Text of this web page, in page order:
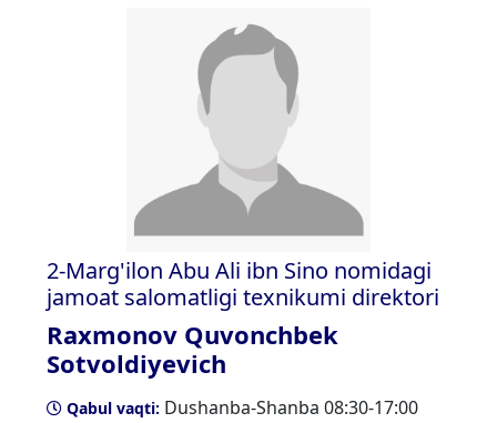
2-Marg'ilon Abu Ali ibn Sino nomidagi
jamoat salomatligi texnikumi direktori
Raxmonov Quvonchbek
Sotvoldiyevich
Qabul vaqti: Dushanba-Shanba 08:30-17:00